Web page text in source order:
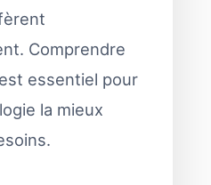
Comprendre
essentiel pour
la mieux